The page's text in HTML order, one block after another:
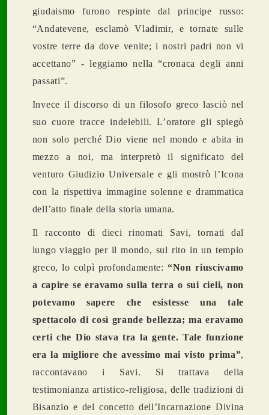
giudaismo furono respinte dal principe russo:
“Andatevene, esclamò Vladimir, e tornate sulle
vostre terre da dove venite; i nostri padri non vi
accettano” - leggiamo nella “cronaca degli anni
passati”.
Invece il discorso di un filosofo greco lasciò nel
suo cuore tracce indelebili. L’oratore gli spiegò
non solo perchéDio viene nel mondo e abita in
mezzo a noi, ma interpretò il significato del
venturo Giudizio Universale e gli mostrò l’Icona
con la rispettiva immagine solenne e drammatica
dell’atto finale della storia umana.
Il racconto di dieci rinomati Savi, tornati dal
lungo viaggio per il mondo, sul rito in un tempio
greco, lo colpì profondamente:“Non riuscivamo
a capire se eravamo sulla terra o sui cieli, non
potevamo sapere che esistesse una tale
spettacolo di così grande bellezza; ma eravamo
certi che Dio stava tra la gente. Tale funzione
era la migliore che avessimo mai visto prima”,
raccontavano i Savi. Si trattava della
testimonianza artistico-religiosa, delle tradizioni di
Bisanzio e del concetto dell’Incarnazione Divina